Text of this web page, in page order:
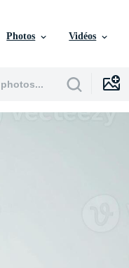
Photos Vidéos